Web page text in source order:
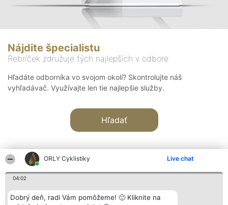
ORLY Cyklistiky Live chat
04:02
Dobrý deň, radi Vám pomôžeme! 🙂 Kliknite na
Nájdite špecialistu
Rebríček združuje tých najlepších v odbore
Hľadáte odborníka vo svojom okolí? Skontrolujte náš
vyhľadávač. Využívajte len tie najlepšie služby.
Hľadať
Organizátor hodnotenia
Bright Side Solutions sp. z o.
Hodnotenie
Laureáti
Kontakt
Kontakt